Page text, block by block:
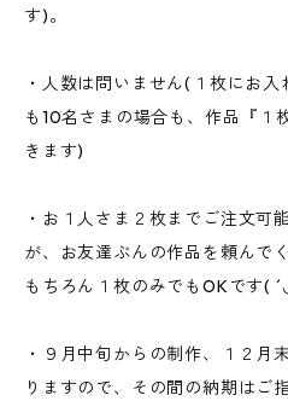
す)。
・人数は問いません(１枚にお
も10名さまの場合も、作品『１
きます)
・お１人さま２枚までご注文可
が、お友達ぶんの作品を頼んで
もちろん１枚のみでもOKです(
・９月中旬からの制作、１２月
りますので、その間の納期はご